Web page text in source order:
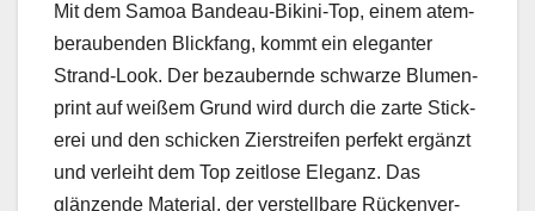
Mit dem Samoa Ban­deau-Biki­ni-Top, einem atem­
ber­auben­den Blick­fang, kommt ein ele­gan­ter
Strand-Look. Der beza­ubernde schwarze Blu­men­
print auf weißem Grund wird durch die zarte Stick­
erei und den schick­en Zier­streifen per­fekt ergänzt
und ver­lei­ht dem Top zeit­lose Ele­ganz. Das
glänzende Mate­r­i­al, der ver­stell­bare Rück­en­ver­